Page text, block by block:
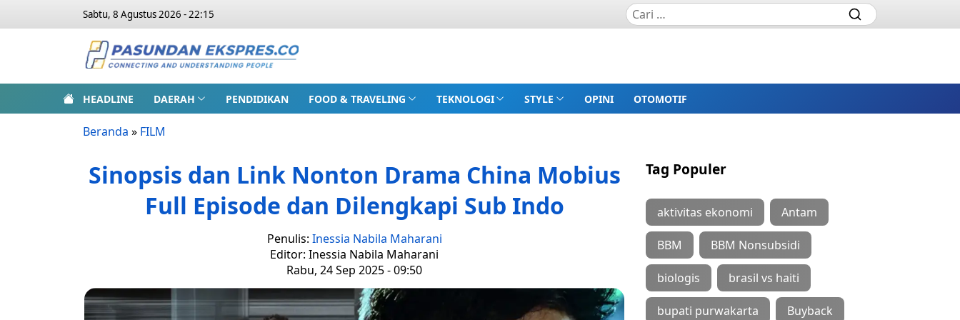
Sabtu, 8 Agustus 2026 - 22:15
HEADLINE DAERAH PENDIDIKAN FOOD & TRAVELING TEKNOLOGI STYLE OPINI OTOMOTIF
Beranda » FILM
Sinopsis dan Link Nonton Drama China Mobius
Full Episode dan Dilengkapi Sub Indo
Penulis: Inessia Nabila Maharani
Editor: Inessia Nabila Maharani
Rabu, 24 Sep 2025 - 09:50
Tag Populer
aktivitas ekonomi Antam
BBM BBM Nonsubsidi
biologis brasil vs haiti
bupati purwakarta Buyback